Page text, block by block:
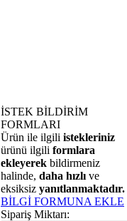
İSTEK BİLDİRİM
FORMLARI
Ürün ile ilgili istekleriniz
ürünü ilgili formlara
ekleyerek bildirmeniz
halinde, daha hızlı ve
eksiksiz yanıtlanmaktadır.
BİLGİ FORMUNA EKLE
Sipariş Miktarı: